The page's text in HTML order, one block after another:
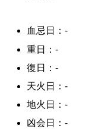
血忌日：-
重日：-
復日：-
天火日：-
地火日：-
凶会日：-